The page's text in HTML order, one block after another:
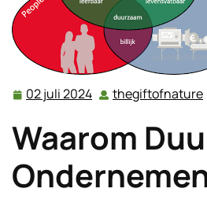
02 juli 2024 02
2024
thegiftofnature
Waarom